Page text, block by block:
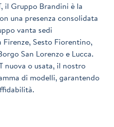
il Gruppo Brandini è la
una presenza consolidata
vanta sedi
Sesto Fiorentino,
San Lorenzo e Lucca.
nuova o usata, il nostro
di modelli, garantendo